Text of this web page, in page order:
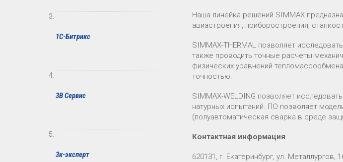
1С-Битрикс
3В Сервис
3к-эксперт
Наша линейка решений SIMMAX
авиастроения, приборостроения,
SIMMAX-THERMAL позволяет
также проводить точные расчеты
физических уравнений
точностью.
SIMMAX-WELDING позволяет
натурных испытаний. ПО позволяет
(полуавтоматическая сварка в среде
Контактная информация
620131, г. Екатеринбург, ул. Металлургов,